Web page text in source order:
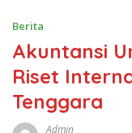
Berita
Akuntansi
Riset
Tenggara
Admin